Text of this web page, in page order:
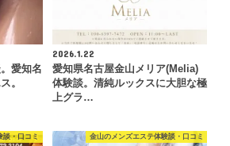
愛知名
。
2026.1.22
愛知県名古屋金山メリア(Melia)
体験談。清純ルックスに大胆な極
上グラ…
談・口コミ 金山のメンズエステ体験談・口コミ